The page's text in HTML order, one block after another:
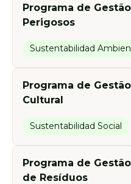
Programa de
Perigosos
Sustentabilidad
Programa de
Cultural
Sustentabilidad Social
Programa de
de Resíduos